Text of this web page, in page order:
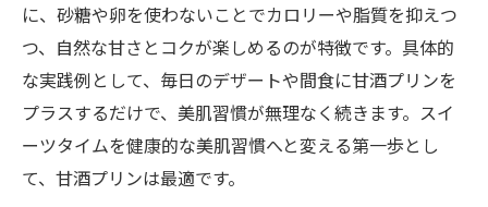
に、砂糖や卵を使わないことでカロリーや脂質を抑えつ
つ、自然な甘さとコクが楽しめるのが特徴です。具体的
な実践例として、毎日のデザートや間食に甘酒プリンを
プラスするだけで、美肌習慣が無理なく続きます。スイ
ーツタイムを健康的な美肌習慣へと変える第一歩とし
て、甘酒プリンは最適です。